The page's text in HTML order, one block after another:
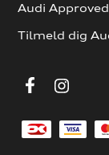
Audi
Tilmeld dig